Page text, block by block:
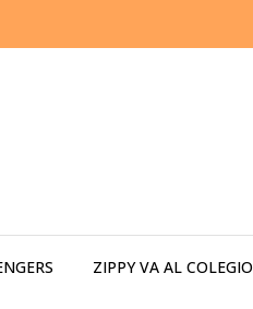
ZIPPY VA AL COLEGIO